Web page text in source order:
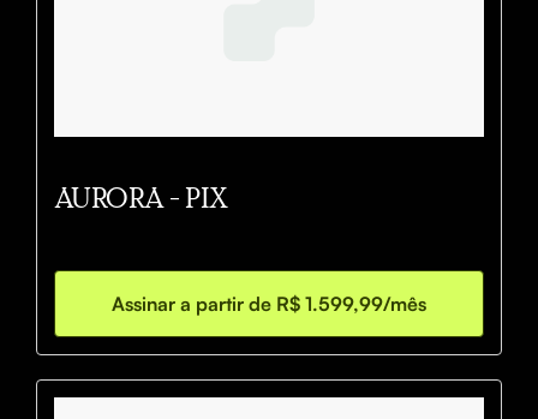
AURORA - PIX
Assinar a partir de R$ 1.599,99/mês